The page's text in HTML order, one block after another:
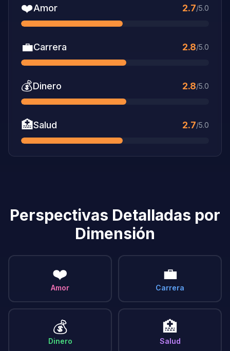
❤️Amor 2.7/5.0
💼Carrera 2.8/5.0
💰Dinero 2.8/5.0
🏥Salud 2.7/5.0
Perspectivas Detalladas por
Dimensión
❤️
Amor
💼
Carrera
💰
Dinero
🏥
Salud